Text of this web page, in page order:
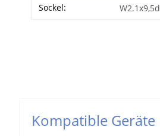
Sockel:
W2.1x9,5d
Kompatible Geräte